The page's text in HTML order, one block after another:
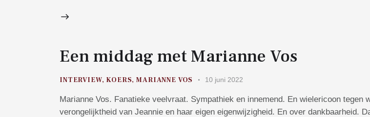
Een middag met Marianne Vos
INTERVIEW, KOERS,MARIANNE VOS 10 juni 2022
Marianne Vos. Fanatieke veelvraat. Sympathiek en innemend. En wielericoon
verongelijktheid van Jeannie en haar eigen eigenwijzigheid. En over dankbaarheid.